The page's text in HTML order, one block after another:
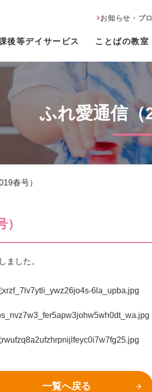
お知らせ・ブ
後等デイサービス ことばの教室
ふれ愛通信（
春号）
ました。
一覧へ戻る